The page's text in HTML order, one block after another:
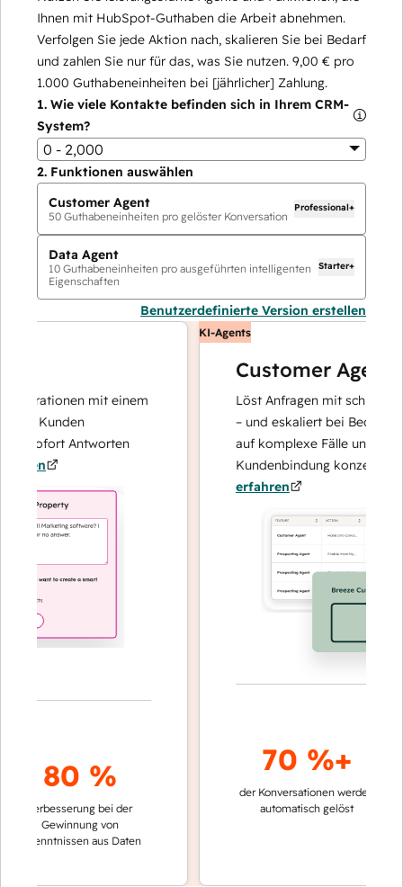
Ihnen mit HubSpot-Guthaben die Arbeit abnehmen.
Verfolgen Sie jede Aktion nach, skalieren Sie bei Bedarf
und zahlen Sie nur für das, was Sie nutzen. 9,00 € pro
1.000 Guthabeneinheiten bei [jährlicher] Zahlung.
1. Wie viele Kontakte befinden sich in Ihrem CRM-
System?
0 - 2,000
2. Funktionen auswählen
Customer Agent
50 Guthabeneinheiten pro gelöster Konversation
Professional+
Data Agent
10 Guthabeneinheiten pro ausgeführten intelligenten
Eigenschaften
Starter+
Benutzerdefinierte Version erstellen
mit einem
Kunden
Antworten
80 %
Verbesserung bei der
Gewinnung von
aus Daten
KI-Agents
Customer Agent
Löst Anfragen mit schnellen,
– und eskaliert bei Bedarf,
auf komplexe Fälle und den
Kundenbindung konzentrieren
erfahren
70 %+
der Konversationen werden
automatisch gelöst